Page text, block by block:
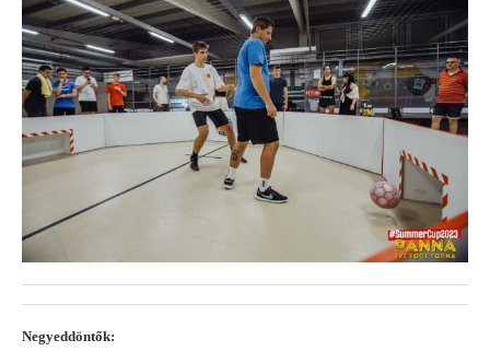
Negyeddöntők: